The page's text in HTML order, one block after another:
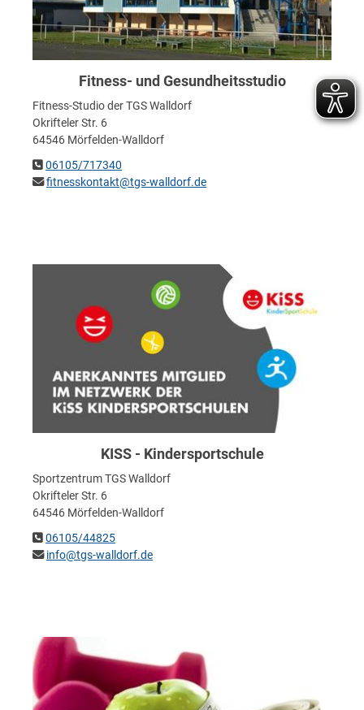
Fitness- und Gesundheitsstudio
Fitness-Studio der TGS Walldorf
Okrifteler Str. 6
64546 Mörfelden-Walldorf
06105/717340
fitnesskontakt@tgs-walldorf.de
KISS - Kindersportschule
Sportzentrum TGS Walldorf
Okrifteler Str. 6
64546 Mörfelden-Walldorf
06105/44825
info@tgs-walldorf.de